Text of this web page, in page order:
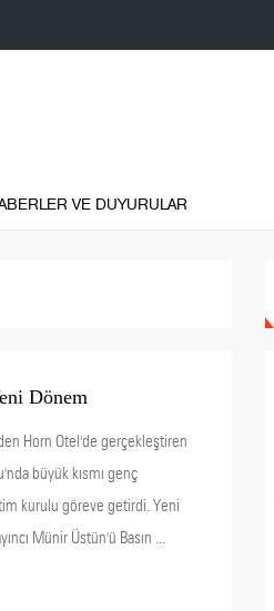
VE DUYURULAR
Dönem
Horn Otel'de gerçekleştiren
büyük kısmı genç
kurulu göreve getirdi. Yeni
Münir Üstün'ü Basın ...